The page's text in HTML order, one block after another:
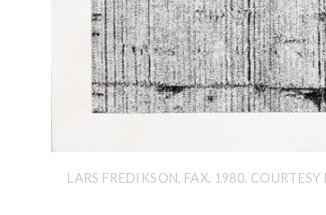
LARS FREDIKSON, FAX, 1980.